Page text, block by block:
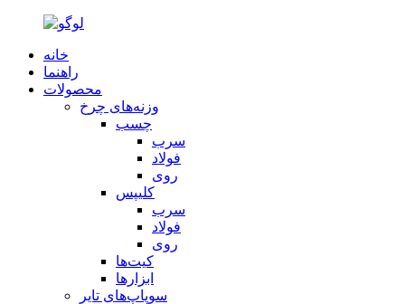
خانه
راهنما
محصولات
وزنه‌های چرخ
چسب
سرب
فولاد
روی
کلیپس
سرب
فولاد
روی
کیت‌ها
ابزارها
سوپاپ‌های تایر